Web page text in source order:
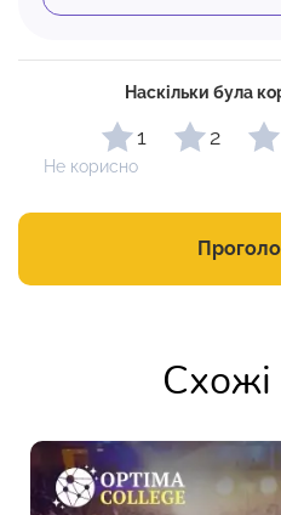
Наскільки була
1 2
Не корисно
Схожі